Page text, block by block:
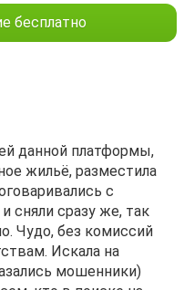
бесплатно
данной платформы,
жильё, разместила
с
сняли сразу же, так
Чудо, без комиссий
Искала на
мошенники)